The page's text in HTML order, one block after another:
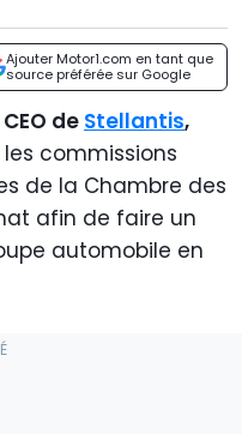
Ajouter Motor1.com en tant que
source préférée sur Google
CEO de Stellantis,
commissions
de la Chambre des
afin de faire un
automobile en